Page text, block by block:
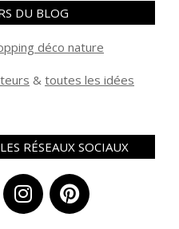
DU BLOG
déco nature
& toutes les idées
RÉSEAUX SOCIAUX